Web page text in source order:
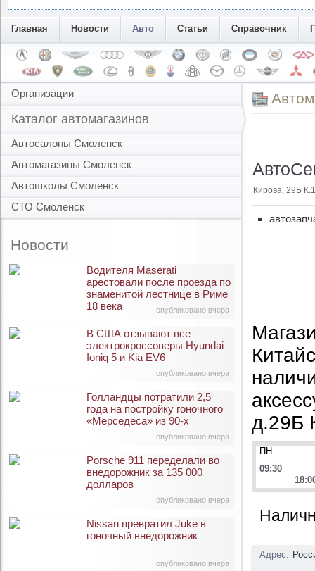
Главная Новости Авто Статьи Справочник
Организации
Каталог автомагазинов
Автосалоны Смоленск
Автомагазины Смоленск
Автошколы Смоленск
СТО Смоленск
Новости
опубликовано вчера
Водителя Maserati
арестовали после проезда по
знаменитой лестнице в Риме
18 века
опубликовано вчера
В США отзывают все
электрокроссоверы Hyundai
Ioniq 5 и Kia EV6
опубликовано вчера
Голландцы потратили 2,5
года на постройку гоночного
«Мерседеса» из 90-х
опубликовано вчера
Porsche 911 переделали во
внедорожник за 135 000
долларов
опубликовано вчера
Nissan превратил Juke в
гоночный внедорожник
Кирова, 29Б
д.29Б
ПН
09:30
Адрес: